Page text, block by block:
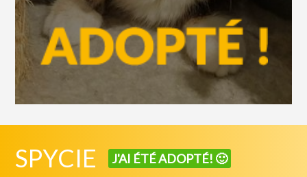
SPYCIE J'AI ÉTÉ ADOPTÉ! 🙂